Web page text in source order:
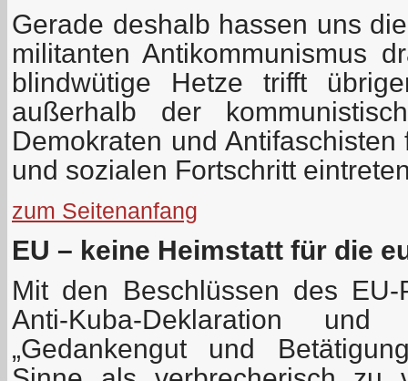
Gerade deshalb hassen uns
militanten Antikommunismus
blindwütige Hetze trifft
außerhalb der
Demokraten und
und sozialen Fortschritt
zum Seitenanfang
EU – keine Heimstatt für die
Mit den Beschlüssen des EU-
Anti-Kuba-Deklaration
„Gedankengut und